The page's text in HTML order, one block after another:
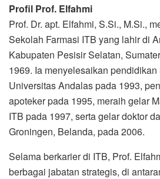
Profil Prof. Elfahmi
Prof. Dr. apt. Elfahmi, S.Si., M.Si.,
Sekolah Farmasi ITB yang lahir di
Kabupaten Pesisir Selatan,
1969. Ia menyelesaikan
Universitas Andalas pada 1993,
apoteker pada 1995, meraih gelar
ITB pada 1997, serta gelar doktor
Groningen, Belanda, pada 2006.
Selama berkarier di ITB, Prof.
berbagai jabatan strategis, di